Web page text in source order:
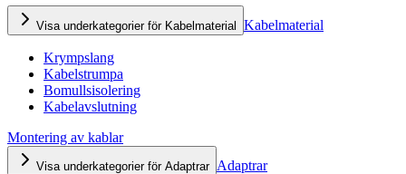
Visa underkategorier för Kabelmaterial Kabelmaterial
Krympslang
Kabelstrumpa
Bomullsisolering
Kabelavslutning
Montering av kablar
Visa underkategorier för Adaptrar Adaptrar